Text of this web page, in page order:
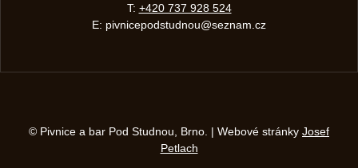
T: +420 737 928 524
E: pivnicepodstudnou@seznam.cz
© Pivnice a bar Pod Studnou, Brno. | Webové stránky Josef
Petlach